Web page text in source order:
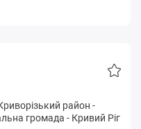
район -
громада - Кривий Ріг